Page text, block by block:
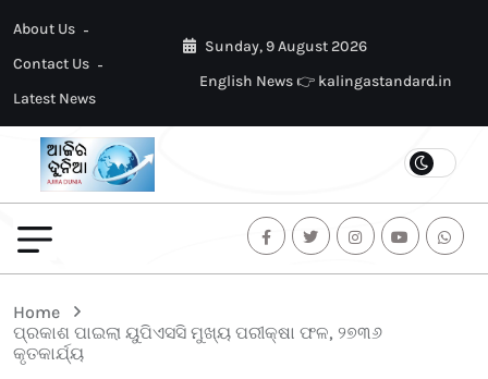
About Us
Contact Us
Latest News
Sunday, 9 August 2026
English News 👉 kalingastandard.in
Home
ପ୍ରକାଶ ପାଇଲା ୟୁପିଏସସି ମୁଖ୍ୟ ପରୀକ୍ଷା ଫଳ, ୨୭୩୬
କୃତକାର୍ଯ୍ୟ